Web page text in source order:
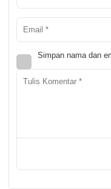
Simpan nama dan